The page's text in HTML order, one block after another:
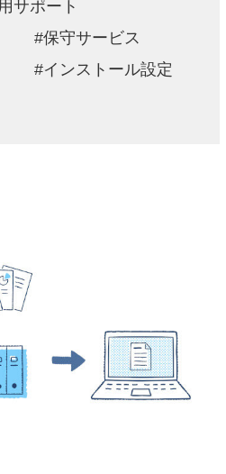
サポート
保守サービス
インストール設定